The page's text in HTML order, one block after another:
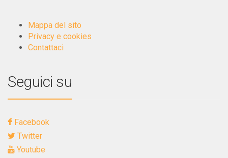
Mappa del sito
Privacy e cookies
Contattaci
Seguici su
Facebook
Twitter
Youtube